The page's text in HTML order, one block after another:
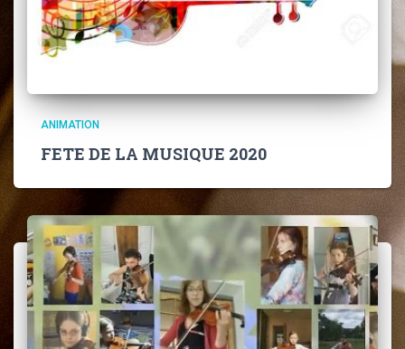
ANIMATION
FETE DE LA MUSIQUE 2020